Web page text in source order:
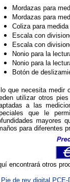
Mordazas para
Mordazas para
Coliza para
Escala con
Escala con
Nonio para la
Nonio para la
Botón de
que necesita medir
utilizar otros
a las
que le
mayores
para diferentes
encontrará otros
Pie de rey digital PCE-